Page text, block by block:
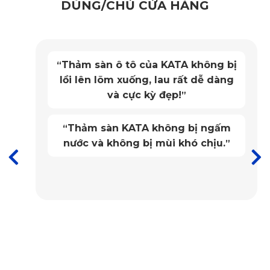
ẩm mốc từ nước mưa hay chất lỏng đổ ra sàn, giữ nội thất
luôn khô thoáng. Thảm còn kháng khuẩn, không mùi, đảm
biệt, việc vệ sinh cực kỳ dễ dàng – chỉ cần lau bằng khăn
ẩm là thảm sạch bóng, không cần giặt hay sấy như thảm nỉ.
DÙNG/CHỦ CỬA HÀNG
Thảm sàn ô tô của KATA không bị
lồi lên lõm xuống, lau rất dễ dàng
và cực kỳ đẹp!”
Thảm sàn KATA không bị ngấm
nước và không bị mùi khó chịu.”